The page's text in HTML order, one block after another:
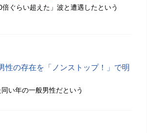
ぐらい超えた」波と遭遇したという
性の存在を「ノンストップ！」で明
い年の一般男性だという